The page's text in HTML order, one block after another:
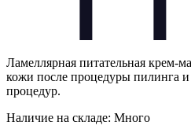
Ламеллярная питательная крем-
кожи после процедуры пилинга и
процедур.
Наличие на складе: Много